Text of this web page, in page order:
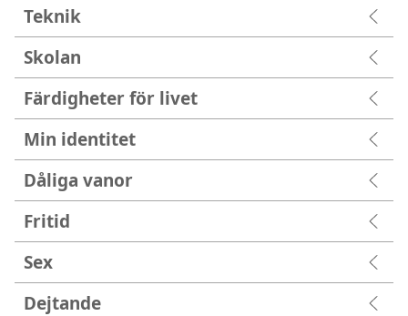
Teknik
Skolan
Färdigheter för livet
Min identitet
Dåliga vanor
Fritid
Sex
Dejtande